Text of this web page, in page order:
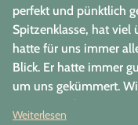
perfekt und pünktlich
Spitzenklasse, hat viel
hatte für uns immer
Blick. Er hatte immer
um uns gekümmert.
Weiterlesen